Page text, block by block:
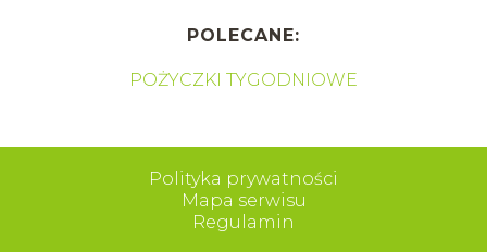
POLECANE:
POŻYCZKI TYGODNIOWE
Polityka prywatności
Mapa serwisu
Regulamin